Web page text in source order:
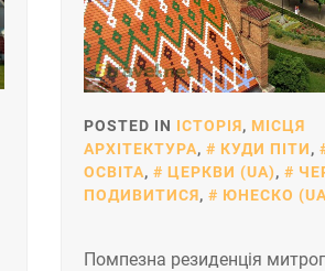
POSTED IN ІСТОРІЯ, МІСЦЯ
АРХІТЕКТУРА, КУДИ ПІТИ,
ОСВІТА, ЦЕРКВИ (UA),
ПОДИВИТИСЯ, ЮНЕСКО
Помпезна резиденція